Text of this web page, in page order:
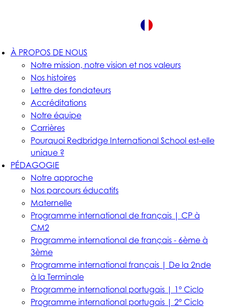
À PROPOS DE NOUS
Notre mission, notre vision et nos valeurs
Nos histoires
Lettre des fondateurs
Accréditations
Notre équipe
Carrières
Pourquoi Redbridge International School est-elle
unique ?
PÉDAGOGIE
Notre approche
Nos parcours éducatifs
Maternelle
Programme international de français | CP à
CM2
Programme international de français - 6ème à
3ème
Programme international français | De la 2nde
à la Terminale
Programme international portugais | 1º Ciclo
Programme international portugais | 2º Ciclo